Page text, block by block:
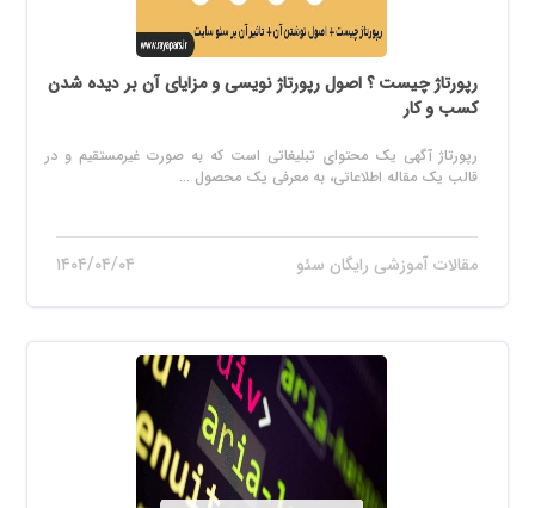
رپورتاژ چیست ؟ اصول رپورتاژ نویسی و مزایای آن بر دیده شدن
کسب و کار
رپورتاژ آگهی یک محتوای تبلیغاتی است که به صورت غیرمستقیم و در
قالب یک مقاله اطلاعاتی، به معرفی یک محصول ...
مقالات آموزشی رایگان سئو ۱۴۰۴/۰۴/۰۴